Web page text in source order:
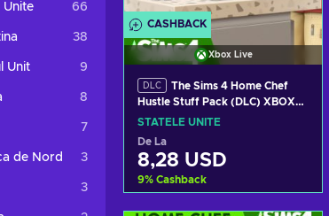
Unite 66
38
Unit 9
8
7
de Nord 3
3
CASHBACK
Xbox Live
DLC
The Sims 4 Home Chef
Hustle Stuff Pack (DLC) XBOX
LIVE Key UNITED STATES
STATELE UNITE
De La
8,28 USD
9% Cashback